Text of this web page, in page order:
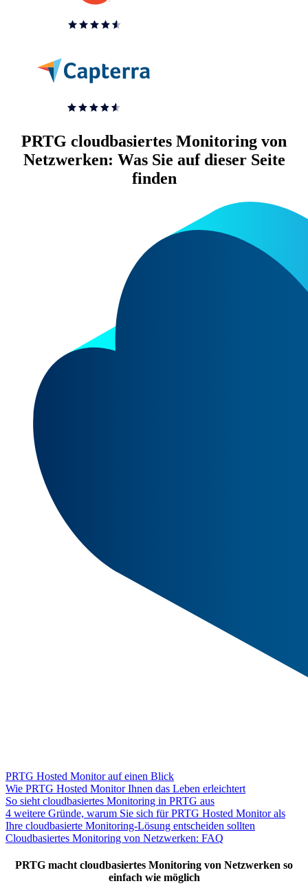
PRTG cloudbasiertes Monitoring von
Netzwerken: Was Sie auf dieser Seite
finden
PRTG Hosted Monitor auf einen Blick
Wie PRTG Hosted Monitor Ihnen das Leben erleichtert
So sieht cloudbasiertes Monitoring in PRTG aus
4 weitere Gründe, warum Sie sich für PRTG Hosted Monitor als
Ihre cloudbasierte Monitoring-Lösung entscheiden sollten
Cloudbasiertes Monitoring von Netzwerken: FAQ
PRTG macht cloudbasiertes Monitoring von Netzwerken so
einfach wie möglich